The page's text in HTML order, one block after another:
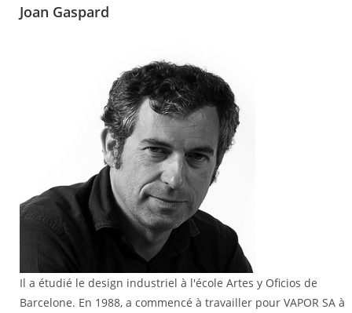
Joan Gaspard
Il a étudié le design industriel à l'école Artes y Oficios de
Barcelone. En 1988, a commencé à travailler pour VAPOR SA à